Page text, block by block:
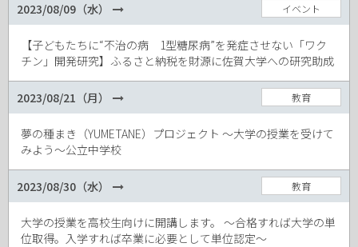
2023/08/09（水）
【子どもたちに“不治の病 1型糖尿病”を発症させない「ワク
チン」開発研究】ふるさと納税を財源に佐賀大学への研究助成
イベント
2023/08/21（月）
夢の種まき（YUMETANE）プロジェクト ～大学の授業を受けて
みよう～公立中学校
教育
2023/08/30（水）
大学の授業を高校生向けに開講します。 ～合格すれば大学の単
位取得。入学すれば卒業に必要として単位認定～
教育